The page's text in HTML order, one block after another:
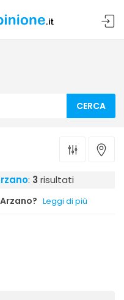
CERCA
: 3 risultati
Leggi di più